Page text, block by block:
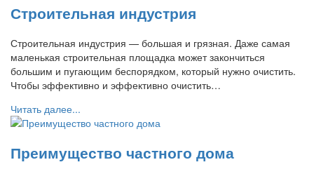
Строительная индустрия
Строительная индустрия — большая и грязная. Даже самая
маленькая строительная площадка может закончиться
большим и пугающим беспорядком, который нужно очистить.
Чтобы эффективно и эффективно очистить…
Читать далее...
Преимущество частного дома